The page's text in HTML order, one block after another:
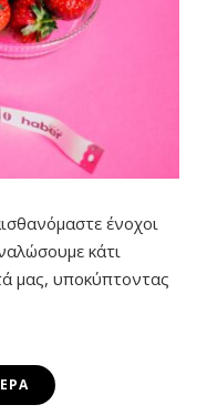
ένοχοι
κάτι
μας, υποκύπτοντας